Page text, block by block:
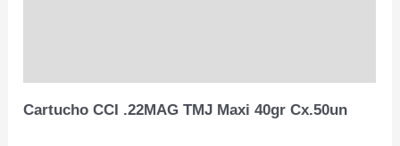
Cartucho CCI .22MAG TMJ Maxi 40gr Cx.50un